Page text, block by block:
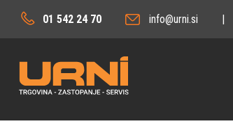
01 542 24 70 info@urni.si |